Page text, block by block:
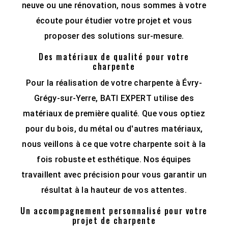
neuve ou une rénovation, nous sommes à votre
écoute pour étudier votre projet et vous
proposer des solutions sur-mesure.
Des matériaux de qualité pour votre
charpente
Pour la réalisation de votre charpente à Évry-
Grégy-sur-Yerre, BATI EXPERT utilise des
matériaux de première qualité. Que vous optiez
pour du bois, du métal ou d'autres matériaux,
nous veillons à ce que votre charpente soit à la
fois robuste et esthétique. Nos équipes
travaillent avec précision pour vous garantir un
résultat à la hauteur de vos attentes.
Un accompagnement personnalisé pour votre
projet de charpente